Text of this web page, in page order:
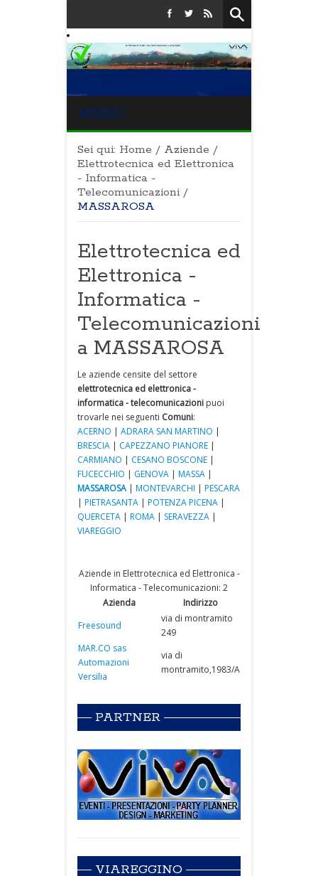
MENU
Sei qui: Home / Aziende /
Elettrotecnica ed Elettronica
- Informatica -
Telecomunicazioni /
MASSAROSA
Elettrotecnica ed
Elettronica -
Informatica -
Telecomunicazioni
a MASSAROSA
Le aziende censite del settore
elettrotecnica ed elettronica -
informatica - telecomunicazioni puoi
trovarle nei seguenti Comuni:
ACERNO | ADRARA SAN MARTINO |
BRESCIA | CAPEZZANO PIANORE |
CARMIANO | CESANO BOSCONE |
FUCECCHIO | GENOVA | MASSA |
MASSAROSA | MONTEVARCHI | PESCARA
| PIETRASANTA | POTENZA PICENA |
QUERCETA | ROMA | SERAVEZZA |
VIAREGGIO
Aziende in Elettrotecnica ed Elettronica -
Informatica - Telecomunicazioni: 2
Azienda
Indirizzo
Freesound
via di montramito
249
MAR.CO sas
Automazioni
Versilia
via di
montramito,1983/A
PARTNER
VIAREGGINO